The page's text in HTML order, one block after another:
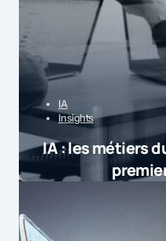
IA
Insights
IA : les métiers